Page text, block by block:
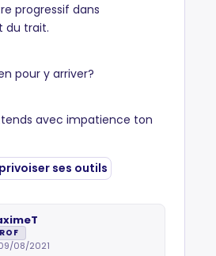
progressif dans
du trait.
pour y arriver?
avec impatience ton
08/2021